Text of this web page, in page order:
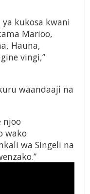
kukosa kwani
Marioo,
Hauna,
vingi,”
waandaaji na
njoo
wako
wa Singeli na